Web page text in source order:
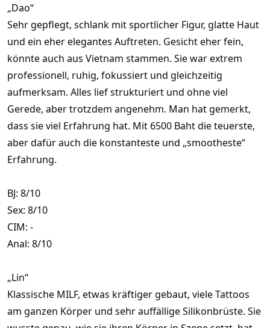
„Dao“
Sehr gepflegt, schlank mit sportlicher Figur, glatte Haut
und ein eher elegantes Auftreten. Gesicht eher fein,
könnte auch aus Vietnam stammen. Sie war extrem
professionell, ruhig, fokussiert und gleichzeitig
aufmerksam. Alles lief strukturiert und ohne viel
Gerede, aber trotzdem angenehm. Man hat gemerkt,
dass sie viel Erfahrung hat. Mit 6500 Baht die teuerste,
aber dafür auch die konstanteste und „smootheste“
Erfahrung.
BJ: 8/10
Sex: 8/10
CIM: -
Anal: 8/10
„Lin“
Klassische MILF, etwas kräftiger gebaut, viele Tattoos
am ganzen Körper und sehr auffällige Silikonbrüste. Sie